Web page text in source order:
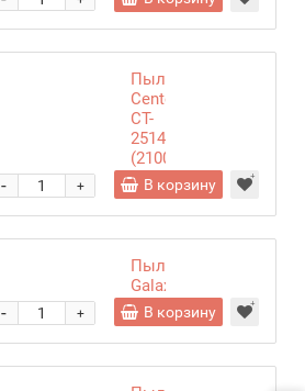
Пылесос
Centek
CT-
2514
(2100/380)
black
+
- В корзину
Пылесос
Galaxy
GL6251
+
- В корзину